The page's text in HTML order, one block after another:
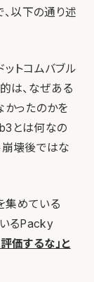
、以下の通り述
トコムバブル
は、なぜある
ったのかを
とは何なの
崩壊後ではな
集めている
るPacky
価するな」と